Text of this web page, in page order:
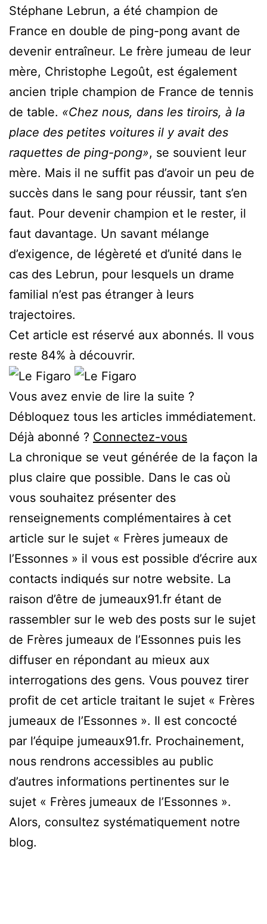
Stéphane Lebrun, a été champion de
France en double de ping-pong avant de
devenir entraîneur. Le frère jumeau de leur
mère, Christophe Legoût, est également
ancien triple champion de France de tennis
de table. «Chez nous, dans les tiroirs, à la
place des petites voitures il y avait des
raquettes de ping-pong», se souvient leur
mère. Mais il ne suffit pas d’avoir un peu de
succès dans le sang pour réussir, tant s’en
faut. Pour devenir champion et le rester, il
faut davantage. Un savant mélange
d’exigence, de légèreté et d’unité dans le
cas des Lebrun, pour lesquels un drame
familial n’est pas étranger à leurs
trajectoires.
Cet article est réservé aux abonnés. Il vous
reste 84% à découvrir.
Vous avez envie de lire la suite ?
Débloquez tous les articles immédiatement.
Déjà abonné ? Connectez-vous
La chronique se veut générée de la façon la
plus claire que possible. Dans le cas où
vous souhaitez présenter des
renseignements complémentaires à cet
article sur le sujet « Frères jumeaux de
l’Essonnes » il vous est possible d’écrire aux
contacts indiqués sur notre website. La
raison d’être de jumeaux91.fr étant de
rassembler sur le web des posts sur le sujet
de Frères jumeaux de l’Essonnes puis les
diffuser en répondant au mieux aux
interrogations des gens. Vous pouvez tirer
profit de cet article traitant le sujet « Frères
jumeaux de l’Essonnes ». Il est concocté
par l’équipe jumeaux91.fr. Prochainement,
nous rendrons accessibles au public
d’autres informations pertinentes sur le
sujet « Frères jumeaux de l’Essonnes ».
Alors, consultez systématiquement notre
blog.